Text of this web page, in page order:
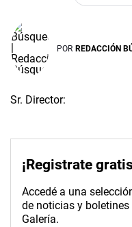
POR REDACCIÓN
Sr. Director:
¡Registrate
Accedé a una
de noticias y
Galería.